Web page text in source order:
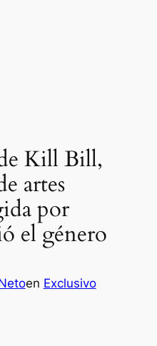
Kill Bill,
artes
por
el género
en Exclusivo